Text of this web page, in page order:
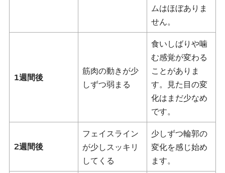
ムはほぼありま
せん。
1週間後
筋肉の動きが少
しずつ弱まる
食いしばりや噛
む感覚が変わる
ことがありま
す。見た目の変
化はまだ少なめ
です。
2週間後
フェイスライン
が少しスッキリ
してくる
少しずつ輪郭の
変化を感じ始め
ます。